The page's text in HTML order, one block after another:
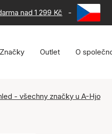
nad 1 299 Kč - 60 dní
Značky Outlet O
- všechny značky u A-Hjort